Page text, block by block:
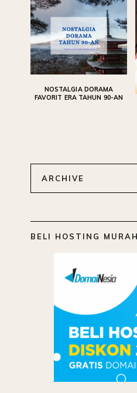
NOSTALGIA DORAMA
FAVORIT ERA TAHUN 90-AN
ARCHIVE
BELI HOSTING